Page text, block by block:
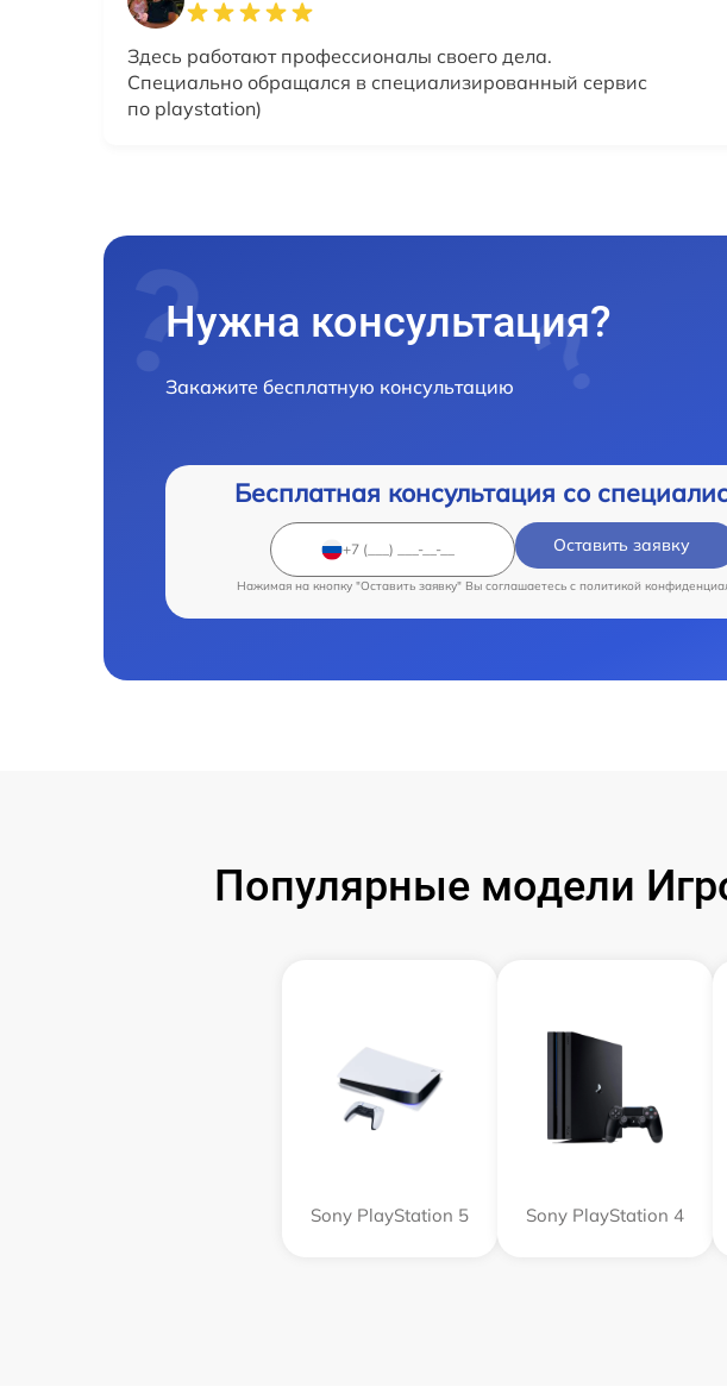
Здесь работают профессионалы своего дела.
Специально обращался в специализированный сервис
по playstation)
Нужна консультация?
Закажите бесплатную консультацию
Бесплатная консультация со
Оставить заявку
Нажимая на кнопку "Оставить заявку" Вы соглашаетесь c политикой
Популярные модели
Sony PlayStation 5 Sony PlayStation 4